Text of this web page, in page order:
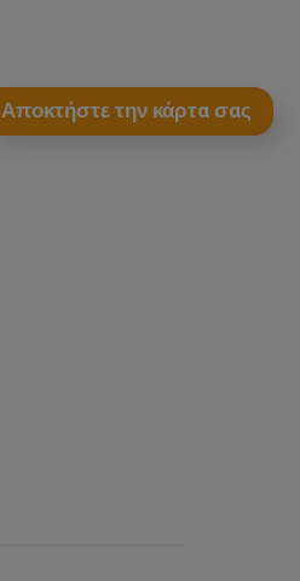
Αποκτήστε την κάρτα σας